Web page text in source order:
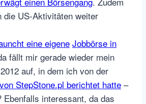
die US-Aktivitäten weiter
eine eigene Jobbörse in
fällt mir gerade wieder mein
auf, in dem ich von der
StepStone.pl berichtet hatte –
Ebenfalls interessant, da das